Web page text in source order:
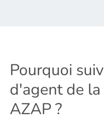
Pourquoi
d'agent de
AZAP ?